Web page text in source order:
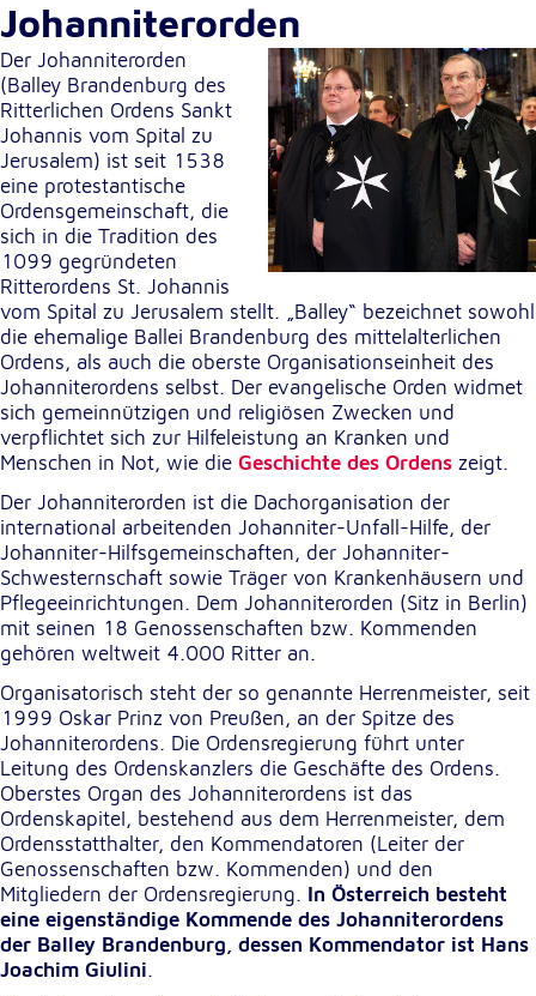
Johanniterorden
Der Johanniterorden
(Balley Brandenburg des
Ritterlichen Ordens Sankt
Johannis vom Spital zu
Jerusalem) ist seit 1538
eine protestantische
Ordensgemeinschaft, die
sich in die Tradition des
1099 gegründeten
Ritterordens St. Johannis
vom Spital zu Jerusalem stellt. „Balley“ bezeichnet sowohl
die ehemalige Ballei Brandenburg des mittelalterlichen
Ordens, als auch die oberste Organisationseinheit des
Johanniterordens selbst. Der evangelische Orden widmet
sich gemeinnützigen und religiösen Zwecken und
verpflichtet sich zur Hilfeleistung an Kranken und
Menschen in Not, wie die Geschichte des Ordens zeigt.
Der Johanniterorden ist die Dachorganisation der
international arbeitenden Johanniter-Unfall-Hilfe, der
Johanniter-Hilfsgemeinschaften, der Johanniter-
Schwesternschaft sowie Träger von Krankenhäusern und
Pflegeeinrichtungen. Dem Johanniterorden (Sitz in Berlin)
mit seinen 18 Genossenschaften bzw. Kommenden
gehören weltweit 4.000 Ritter an.
Organisatorisch steht der so genannte Herrenmeister, seit
1999 Oskar Prinz von Preußen, an der Spitze des
Johanniterordens. Die Ordensregierung führt unter
Leitung des Ordenskanzlers die Geschäfte des Ordens.
Oberstes Organ des Johanniterordens ist das
OrdenskapiteI, bestehend aus dem Herrenmeister, dem
Ordensstatthalter, den Kommendatoren (Leiter der
Genossenschaften bzw. Kommenden) und den
Mitgliedern der Ordensregierung. In Österreich besteht
eine eigenständige Kommende des Johanniterordens
der Balley Brandenburg, dessen Kommendator ist Hans
Joachim Giulini.
Zweck:
Dieser Cookie speichert die gewählte
Einverständnisoption bezüglich Google Analytics
Opt-Out
Cookie Laufzeit:
1 Jahr
Einverständnis-Cookie
Name:
cookie_consent
Zweck:
Dieser Cookie speichert die ausgewählten
Einverständnis-Optionen des Benutzers
Cookie Laufzeit:
1 Jahr
Statistik
Statistik Cookies erfassen Informationen anonym.
Diese Informationen helfen uns zu verstehen, wie
unsere Besucher unsere Website nutzen.
Google Analytics
Name:
_ga, _gid, _gac_gb_
Anbieter:
Google LLC
Zweck:
Erhebung von Statistiken zur Website-Nutzung
Cookie Laufzeit: